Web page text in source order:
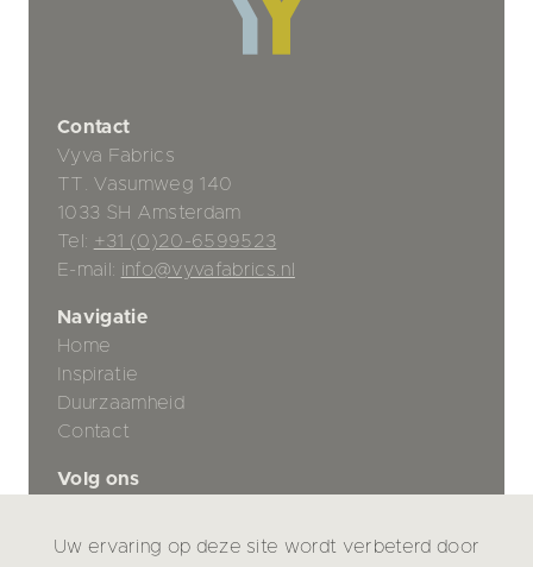
Contact
Vyva Fabrics
TT. Vasumweg 140
1033 SH Amsterdam
Tel: +31 (0)20-6599523
E-mail: info@vyvafabrics.nl
Navigatie
Home
Inspiratie
Duurzaamheid
Contact
Volg ons
Uw ervaring op deze site wordt verbeterd door